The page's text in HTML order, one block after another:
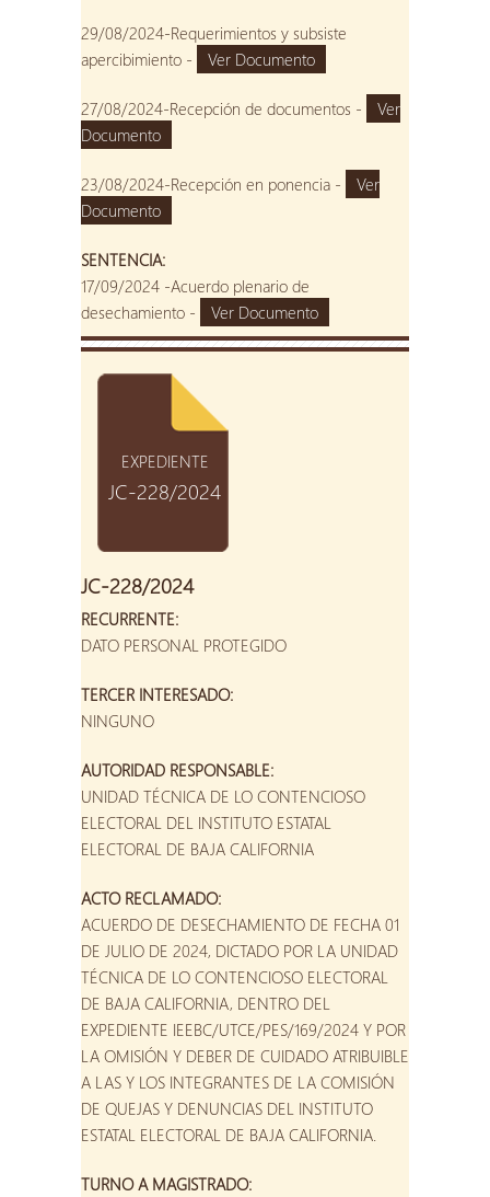
29/08/2024-Requerimientos y subsiste
apercibimiento -
Ver Documento
27/08/2024-Recepción de documentos -
Ver
Documento
23/08/2024-Recepción en ponencia -
Ver
Documento
SENTENCIA:
17/09/2024 -Acuerdo plenario de
desechamiento -
Ver Documento
EXPEDIENTE
JC-228/2024
JC-228/2024
RECURRENTE:
DATO PERSONAL PROTEGIDO
TERCER INTERESADO:
NINGUNO
AUTORIDAD RESPONSABLE:
UNIDAD TÉCNICA DE LO CONTENCIOSO
ELECTORAL DEL INSTITUTO ESTATAL
ELECTORAL DE BAJA CALIFORNIA
ACTO RECLAMADO:
ACUERDO DE DESECHAMIENTO DE FECHA 01
DE JULIO DE 2024, DICTADO POR LA UNIDAD
TÉCNICA DE LO CONTENCIOSO ELECTORAL
DE BAJA CALIFORNIA, DENTRO DEL
EXPEDIENTE IEEBC/UTCE/PES/169/2024 Y POR
LA OMISIÓN Y DEBER DE CUIDADO ATRIBUIBLE
A LAS Y LOS INTEGRANTES DE LA COMISIÓN
DE QUEJAS Y DENUNCIAS DEL INSTITUTO
ESTATAL ELECTORAL DE BAJA CALIFORNIA.
TURNO A MAGISTRADO: